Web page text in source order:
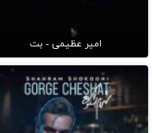
امیر عظیمی - بت